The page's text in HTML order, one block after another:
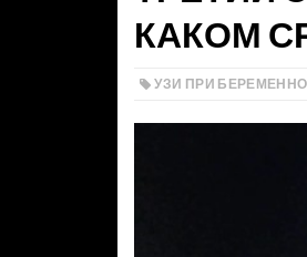
КАКОМ
УЗИ ПРИ